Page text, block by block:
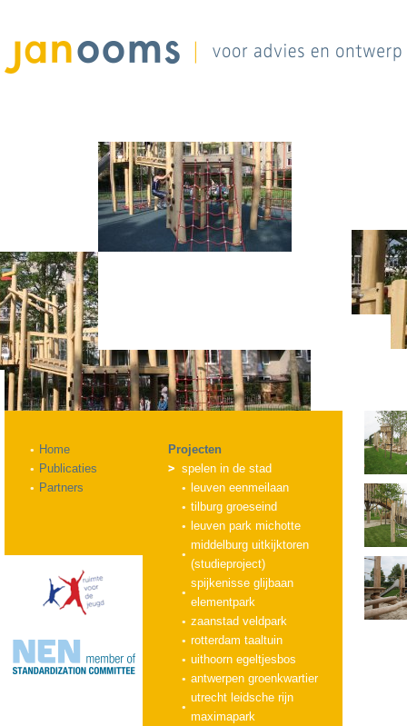
Home
Publicaties
Partners
Projecten
spelen in de stad
leuven eenmeilaan
tilburg groeseind
leuven park michotte
middelburg uitkijktoren
(studieproject)
spijkenisse glijbaan
elementpark
zaanstad veldpark
rotterdam taaltuin
uithoorn egeltjesbos
antwerpen groenkwartier
utrecht leidsche rijn
maximapark